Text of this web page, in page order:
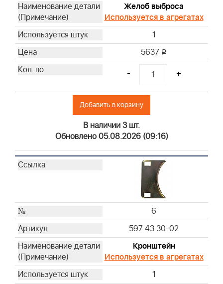
Желоб выброса
Используется в агрегатах
1
5637 i
- +
Добавить в корзину
В наличии 3 шт.
Обновлено 05.08.2026 (09:16)
6
597 43 30-02
Кронштейн
Используется в агрегатах
1